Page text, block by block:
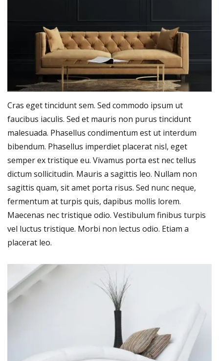
Cras eget tincidunt sem. Sed commodo ipsum ut
faucibus iaculis. Sed et mauris non purus tincidunt
malesuada. Phasellus condimentum est ut interdum
bibendum. Phasellus imperdiet placerat nisl, eget
semper ex tristique eu. Vivamus porta est nec tellus
dictum sollicitudin. Mauris a sagittis leo. Nullam non
sagittis quam, sit amet porta risus. Sed nunc neque,
fermentum at turpis quis, dapibus mollis lorem.
Maecenas nec tristique odio. Vestibulum finibus turpis
vel luctus tristique. Morbi non lectus odio. Etiam a
placerat leo.